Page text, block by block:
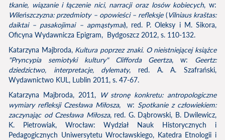
tkanie, wiązanie i łączenie nici, narracji oraz losów kobiecych, w:
Wileńszczyzna: przedmioty – opowieści – refleksje(Vilniaus kraštas:
daiktai – pasakojimai – apmąstymai), red. P. Oleksy i M. Sikora,
Oficyna Wydawnicza Epigram, Bydgoszcz 2012, s. 110-132.
Katarzyna Majbroda, Kultura poprzez znaki. O nieistniejącej książce
"Pryncypia semiotyki kultury" Clifforda Geertza, w: Geertz:
dziedzictwo, interpretacje, dylematy, red. A. A. Szafrański,
Wydawnictwo KUL, Lublin 2011, s. 47-67.
Katarzyna Majbroda, 2011, W stronę konkretu: antropologiczne
wymiary refleksji Czesława Miłosza, w: Spotkanie z człowiekiem:
zaczynając od Czesława Miłosza, red. G. Dąbrowski, B. Dwilewicz,
K. Pietrowiak, Wrocław: Wydział Nauk Historycznych i
Pedagogicznych Uniwersytetu Wrocławskiego, Katedra Etnologii i